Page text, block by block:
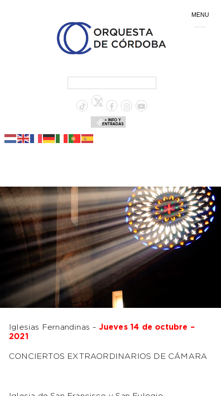
+ INFO Y
ENTRADAS
Iglesias Fernandinas – Jueves 14 de octubre –
2021
CONCIERTOS EXTRAORDINARIOS DE CÁMARA
MENU